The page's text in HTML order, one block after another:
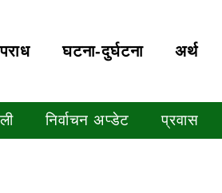
घटना-दुर्घटना अर्थ
निर्वाचन अप्डेट प्रवास